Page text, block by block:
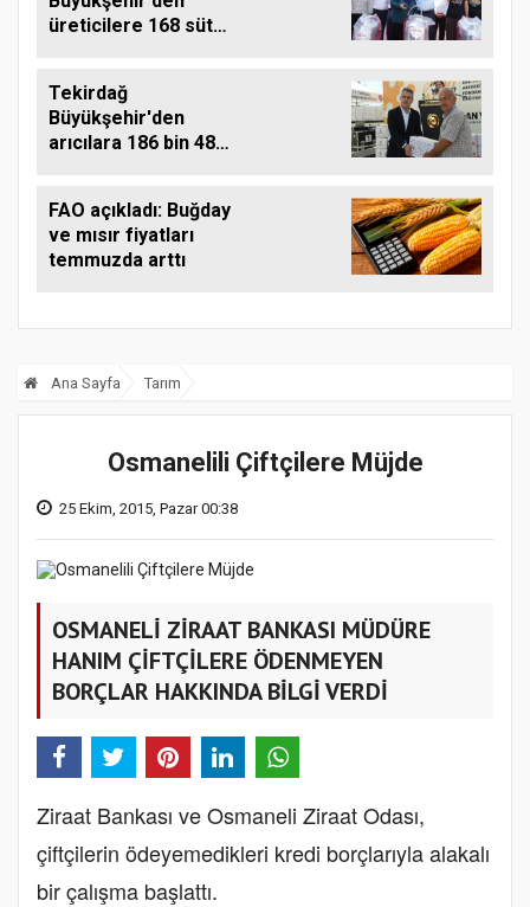
üreticilere 168 süt
Tekirdağ
Büyükşehir'den
arıcılara 186 bin 480
FAO açıkladı: Buğday
ve mısır fiyatları
temmuzda arttı
Ana Sayfa Tarım
Osmanelili Çiftçilere Müjde
25 Ekim, 2015, Pazar 00:38
OSMANELİ ZİRAAT BANKASI MÜDÜRE
HANIM ÇİFTÇİLERE ÖDENMEYEN
BORÇLAR HAKKINDA BİLGİ VERDİ
Ziraat Bankası ve Osmaneli Ziraat Odası,
çiftçilerin ödeyemedikleri kredi borçlarıyla alakalı
bir çalışma başlattı.